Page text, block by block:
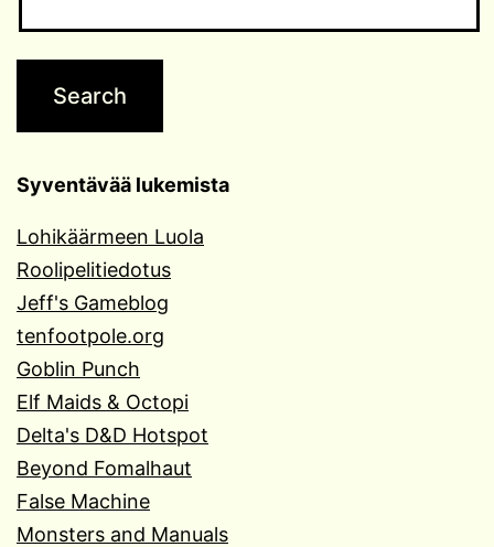
Syventävää lukemista
Lohikäärmeen Luola
Roolipelitiedotus
Jeff's Gameblog
tenfootpole.org
Goblin Punch
Elf Maids & Octopi
Delta's D&D Hotspot
Beyond Fomalhaut
False Machine
Monsters and Manuals